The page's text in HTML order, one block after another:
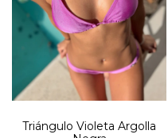
Triángulo Violeta Argolla